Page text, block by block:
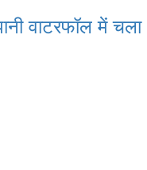
वाटरफॉल में चला